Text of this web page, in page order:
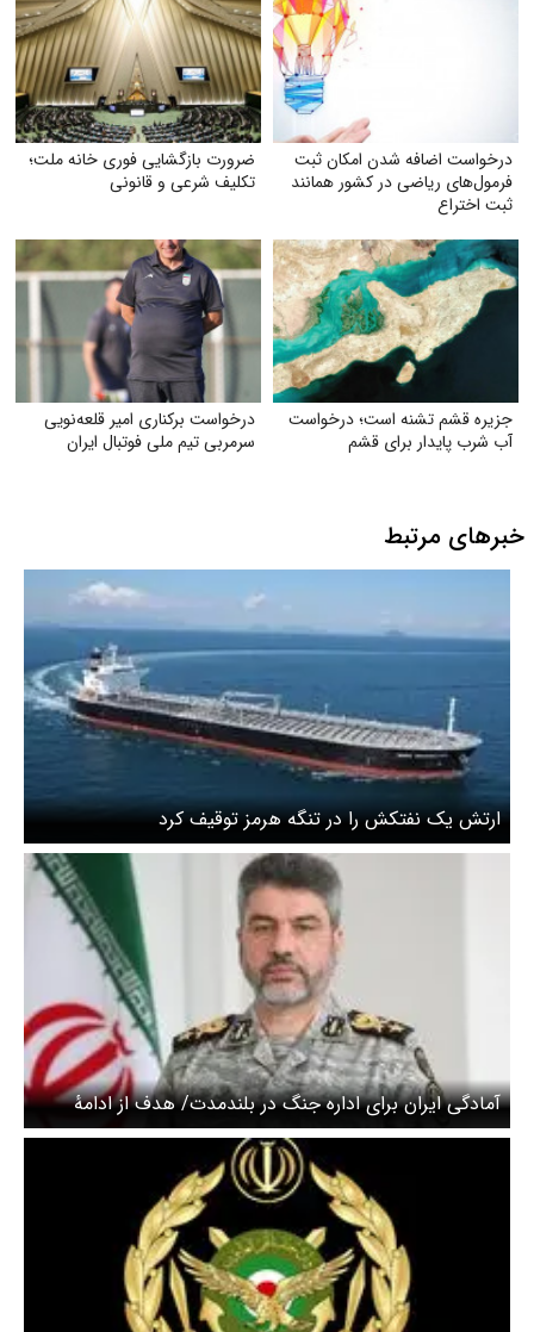
درخواست اضافه شدن امکان ثبت
فرمول‌های ریاضی در کشور همانند
ثبت اختراع
ضرورت بازگشایی فوری خانه ملت؛
تکلیف شرعی و قانونی
جزیره قشم تشنه است؛ درخواست
آب شرب پایدار برای قشم
درخواست برکناری امیر قلعه‌نویی
سرمربی تیم ملی فوتبال ایران
خبرهای مرتبط
ارتش یک نفتکش را در تنگه هرمز توقیف کرد
آمادگی ایران برای اداره جنگ در بلندمدت/ هدف از ادامهٔ
جنگ رساندن دشمن به نقطهٔ پشیمانی است